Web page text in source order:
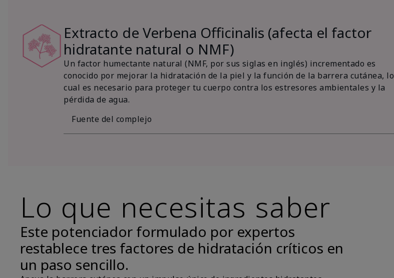
Extracto de Verbena Officinalis (afecta el factor
hidratante natural o NMF)
Un factor humectante natural (NMF, por sus siglas en inglés) incrementado es
conocido por mejorar la hidratación de la piel y la función de la barrera cutánea, lo
cual es necesario para proteger tu cuerpo contra los estresores ambientales y la
pérdida de agua.
Fuente del complejo
Lo que necesitas saber
Este potenciador formulado por expertos
restablece tres factores de hidratación críticos en
un paso sencillo.